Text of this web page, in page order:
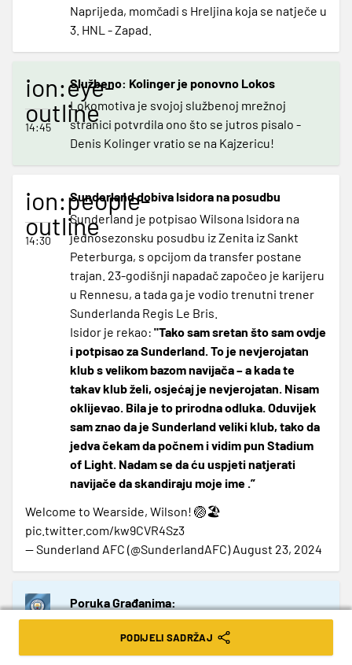
Naprijeda, momčadi s Hreljina koja se natječe u
3. HNL - Zapad.
ion:eye-
outline
14:45
Službeno: Kolinger je ponovno Lokos
Lokomotiva je svojoj službenoj mrežnoj
stranici potvrdila ono što se jutros pisalo -
Denis Kolinger vratio se na Kajzericu!
ion:people-
outline
14:30
Sunderland dobiva Isidora na posudbu
Sunderland je potpisao Wilsona Isidora na
jednosezonsku posudbu iz Zenita iz Sankt
Peterburga, s opcijom da transfer postane
trajan. 23-godišnji napadač započeo je karijeru
u Rennesu, a tada ga je vodio trenutni trener
Sunderlanda Regis Le Bris.
Isidor je rekao: "Tako sam sretan što sam ovdje
i potpisao za Sunderland. To je nevjerojatan
klub s velikom bazom navijača – a kada te
takav klub želi, osjećaj je nevjerojatan. Nisam
oklijevao. Bila je to prirodna odluka. Oduvijek
sam znao da je Sunderland veliki klub, tako da
jedva čekam da počnem i vidim pun Stadium
of Light. Nadam se da ću uspjeti natjerati
navijače da skandiraju moje ime .”
Welcome to Wearside, Wilson! 🏐🏖️
pic.twitter.com/kw9CVR4Sz3
— Sunderland AFC (@SunderlandAFC)August 23, 2024
Poruka Građanima:
“Mojih sedam godina u Manchester Cityju bilo
je vrijeme čistog zadovoljstva za mene, kako
PODIJELI SADRŽAJ